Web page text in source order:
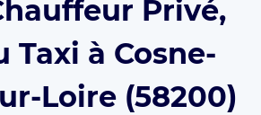
Privé,
Taxi à Cosne-
Loire (58200)